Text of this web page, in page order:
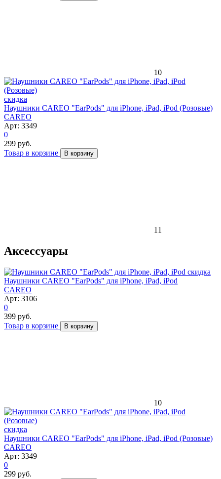
10
скидка
Наушники CAREO "EarPods" для iPhone, iPad, iPod (Розовые)
CAREO
Арт: 3349
0
299 руб.
Товар в корзине
В корзину
11
Аксессуары
скидка
Наушники CAREO "EarPods" для iPhone, iPad, iPod
CAREO
Арт: 3106
0
399 руб.
Товар в корзине
В корзину
10
скидка
Наушники CAREO "EarPods" для iPhone, iPad, iPod (Розовые)
CAREO
Арт: 3349
0
299 руб.